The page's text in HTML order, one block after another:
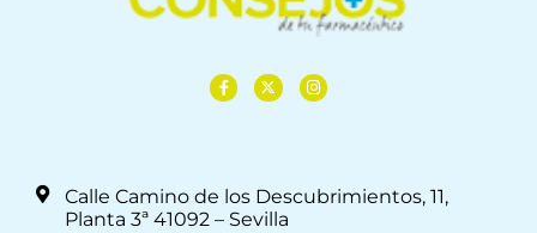
Calle Camino de los Descubrimientos, 11,
Planta 3ª 41092 – Sevilla